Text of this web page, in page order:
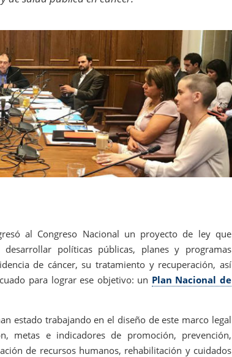
al Congreso Nacional un proyecto de ley que
políticas públicas, planes y programas
de cáncer, su tratamiento y recuperación, así
para lograr ese objetivo: un Plan Nacional de
estado trabajando en el diseño de este marco legal
metas e indicadores de promoción, prevención,
de recursos humanos, rehabilitación y cuidados
de...
enfermedades periodontales. Sin